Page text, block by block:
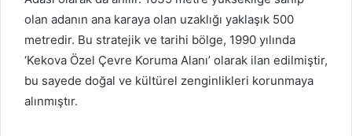
olan adanın ana karaya olan uzaklığı yaklaşık 500
metredir. Bu stratejik ve tarihi bölge, 1990 yılında
‘Kekova Özel Çevre Koruma Alanı’ olarak ilan edilmiştir,
bu sayede doğal ve kültürel zenginlikleri korunmaya
alınmıştır.